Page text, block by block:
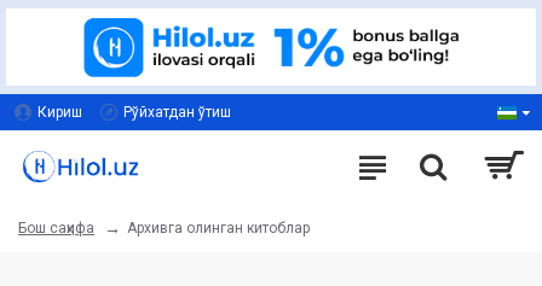
Кириш Рўйхатдан ўтиш
Бош саҳифа Архивга олинган китоблар